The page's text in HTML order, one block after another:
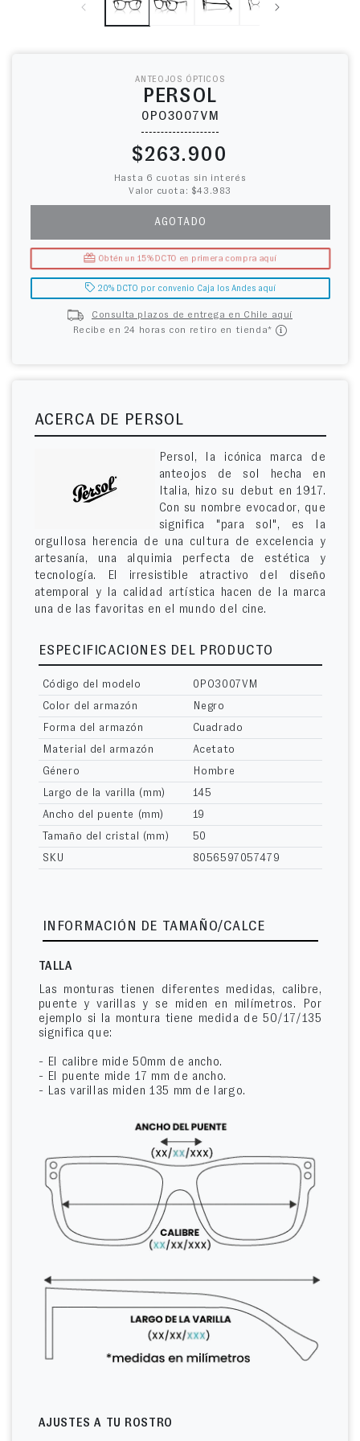
ANTEOJOS ÓPTICOS
PERSOL
0PO3007VM
Precio habitual
$263.900
Hasta 6 cuotas sin interés
Valor cuota: $43.983
AGOTADO
Obtén un 15% DCTO en primera compra aquí
20% DCTO por convenio Caja los Andes aquí
Consulta plazos de entrega en Chile aquí
Recibe en 24 horas con retiro en tienda*
ACERCA DE PERSOL
Persol, la icónica marca de
anteojos de sol hecha en
Italia, hizo su debut en 1917.
Con su nombre evocador, que
significa "para sol", es la
orgullosa herencia de una cultura de excelencia y
artesanía, una alquimia perfecta de estética y
tecnología. El irresistible atractivo del diseño
atemporal y la calidad artística hacen de la marca
una de las favoritas en el mundo del cine.
ESPECIFICACIONES DEL PRODUCTO
Código del modelo
0PO3007VM
Color del armazón
Negro
Forma del armazón
Cuadrado
Material del armazón
Acetato
Género
Hombre
Largo de la varilla (mm)
145
Ancho del puente (mm)
19
Tamaño del cristal (mm)
50
SKU
8056597057479
INFORMACIÓN DE TAMAÑO/CALCE
TALLA
Las monturas tienen diferentes medidas, calibre,
puente y varillas y se miden en milímetros. Por
ejemplo si la montura tiene medida de 50/17/135
significa que:
- El calibre mide 50mm de ancho.
- El puente mide 17 mm de ancho.
- Las varillas miden 135 mm de largo.
AJUSTES A TU ROSTRO